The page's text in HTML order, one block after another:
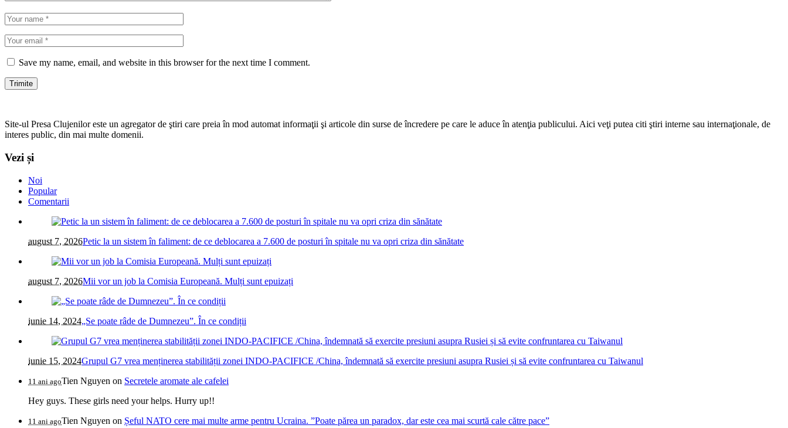
Save my name, email, and website in this browser for the next time I comment.
Site-ul Presa Clujenilor este un agregator de ştiri care preia în mod automat informaţii şi articole din surse de încredere pe care le aduce în atenţia publicului. Aici veţi putea citi ştiri interne sau internaţionale, de
interes public, din mai multe domenii.
Vezi și
Noi
Popular
Comentarii
august 7, 2026Petic la un sistem în faliment: de ce deblocarea a 7.600 de posturi în spitale nu va opri criza din sănătate
august 7, 2026Mii vor un job la Comisia Europeană. Mulți sunt epuizați
iunie 14, 2024„Se poate râde de Dumnezeu”. În ce condiții
iunie 15, 2024Grupul G7 vrea menținerea stabilității zonei INDO-PACIFICE /China, îndemnată să exercite presiuni asupra Rusiei și să evite confruntarea cu Taiwanul
11 ani agoTien Nguyen on Secretele aromate ale cafelei
Hey guys. These girls need your helps. Hurry up!!
11 ani agoTien Nguyen on Șeful NATO cere mai multe arme pentru Ucraina. ”Poate părea un paradox, dar este cea mai scurtă cale către pace”